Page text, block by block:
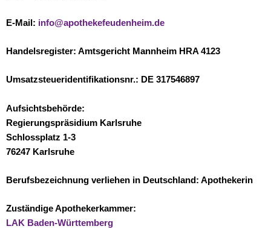
E-Mail: info@apothekefeudenheim.de
Handelsregister: Amtsgericht Mannheim HRA 4123
Umsatzsteueridentifikationsnr.: DE 317546897
Aufsichtsbehörde:
Regierungspräsidium Karlsruhe
Schlossplatz 1-3
76247 Karlsruhe
Berufsbezeichnung verliehen in Deutschland: Apothekerin
Zuständige Apothekerkammer:
LAK Baden-Württemberg